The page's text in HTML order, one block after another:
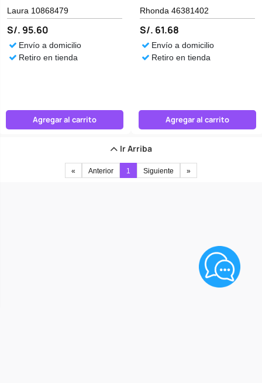
Laura 10868479
S/. 95.60
Envío a domicilio
Retiro en tienda
Agregar al carrito
Rhonda 46381402
S/. 61.68
Envío a domicilio
Retiro en tienda
Agregar al carrito
Ir Arriba
« Anterior 1 Siguiente »